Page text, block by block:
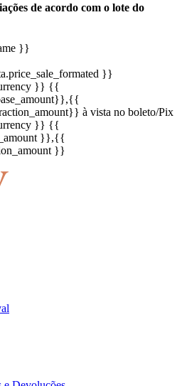
de acordo com o lote do
}}
}}
}} {{
,{{
à vista no boleto/Pix
}} {{
}},{{
}}